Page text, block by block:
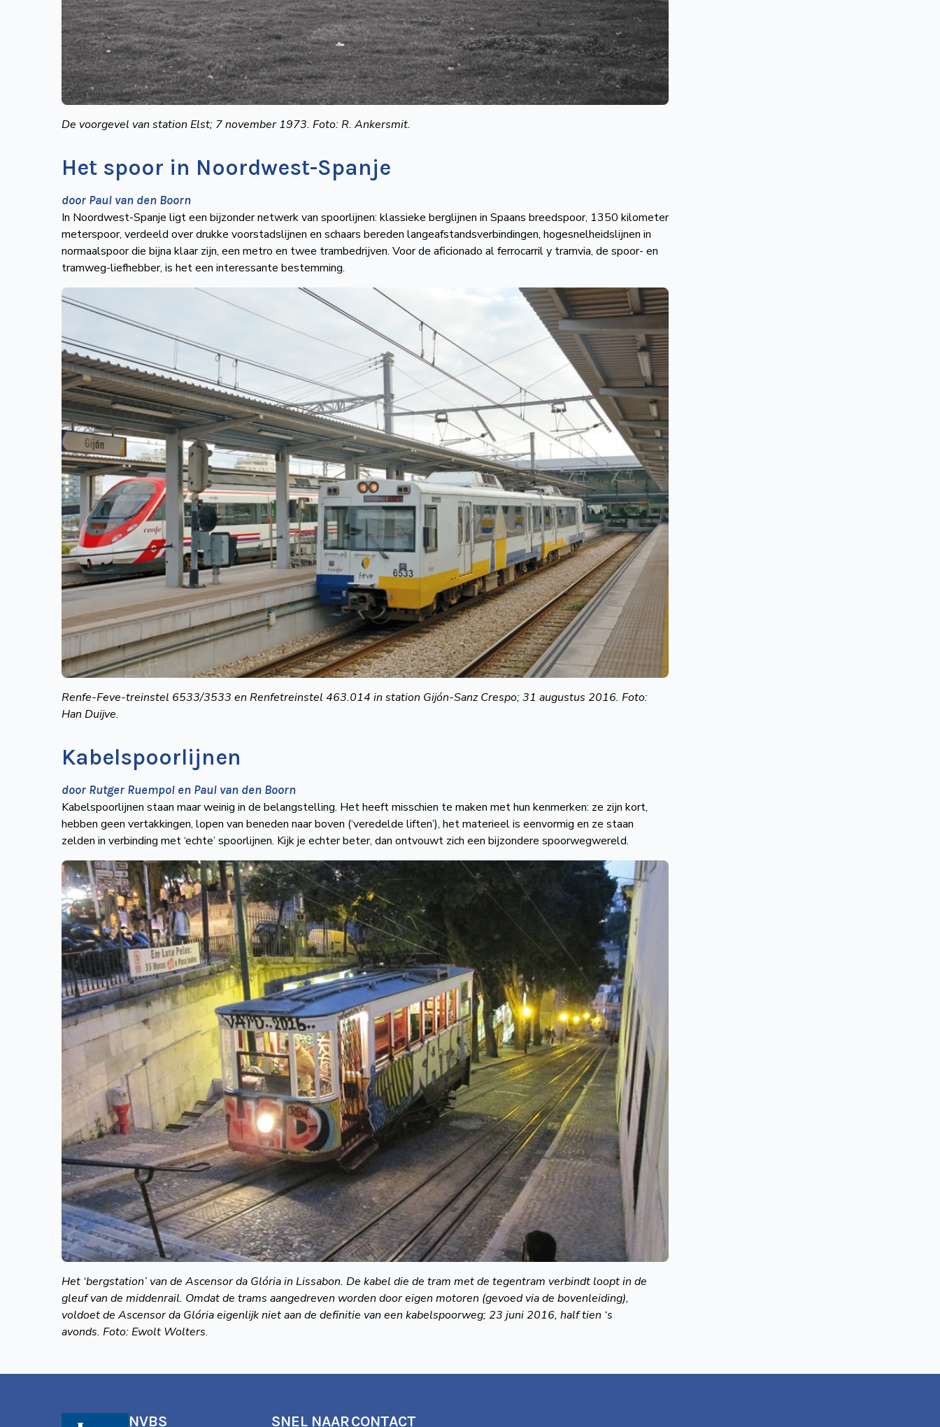
De voorgevel van station Elst; 7 november 1973. Foto: R. Ankersmit.
Het spoor in Noordwest-Spanje
door Paul van den Boorn
In Noordwest-Spanje ligt een bijzonder netwerk van spoorlijnen: klassieke berglijnen in Spaans breedspoor, 1350 kilometer
meterspoor, verdeeld over drukke voorstadslijnen en schaars bereden langeafstandsverbindingen, hogesnelheidslijnen in
normaalspoor die bijna klaar zijn, een metro en twee trambedrijven. Voor de aficionado al ferrocarril y tramvia, de spoor- en
tramweg-liefhebber, is het een interessante bestemming.
Renfe-Feve-treinstel 6533/3533 en Renfetreinstel 463.014 in station Gijón-SanzCrespo;31 augustus 2016. Foto:
Han Duijve.
Kabelspoorlijnen
door Rutger Ruempol en Paul van den Boorn
Kabelspoorlijnen staan maar weinig in de belangstelling. Het heeft misschien te maken met hun kenmerken: ze zijn kort,
hebben geen vertakkingen, lopen van beneden naar boven (‘veredelde liften’), het materieel is eenvormig en ze staan
zelden in verbinding met ‘echte’ spoorlijnen. Kijk je echter beter, dan ontvouwt zich een bijzondere spoorwegwereld.
Het ‘bergstation’ van de Ascensor da Glóriain Lissabon. De kabel die de tram met de tegentram verbindt loopt in de
gleuf van de middenrail. Omdat de trams aangedreven worden door eigen motoren (gevoed via de bovenleiding),
voldoetde Ascensor da Glóriaeigenlijk niet aan de definitie van een kabelspoorweg; 23 juni 2016, half tien ‘s
avonds. Foto: Ewolt Wolters.
NVBS SNEL NAARCONTACT